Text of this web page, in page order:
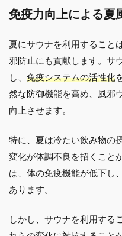
免疫力向上による夏
夏にサウナを利用すること
邪防止にも貢献します。サ
し、 免疫システムの活性化
然な防御機能を高め、風邪
向上させます。
特に、夏は冷たい飲み物の
変化が体調不良を招くこと
は、体の免疫機能が低下し
あります。
しかし、サウナを利用する